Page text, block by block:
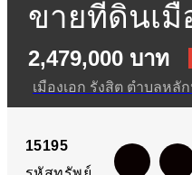
ขายที่ดินเมื
ราคาเบา แ
2,479,000 บาท
เมืองเอก รังสิต ตำบลห
15195